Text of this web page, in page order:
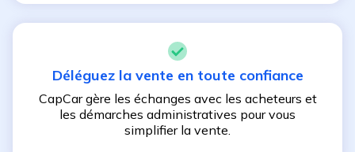
Déléguez la vente en toute confiance
CapCar gère les échanges avec les acheteurs et
les démarches administratives pour vous
simplifier la vente.